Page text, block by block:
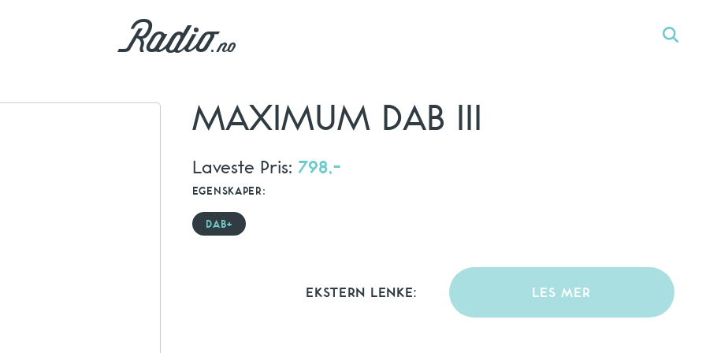
MAXIMUM DAB III
Laveste Pris: 798,-
EGENSKAPER:
DAB+
EKSTERN LENKE: LES MER